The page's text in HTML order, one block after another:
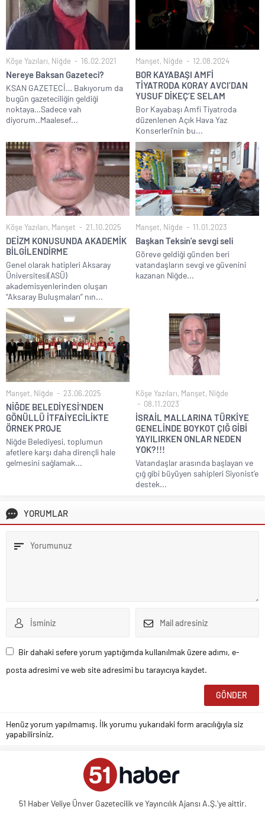
Köşe Yazıları, Niğde 16.02.2021
Nereye Baksan Gazeteci?
KSAN GAZETECİ… Bakıyorum da
bugün gazeteciliğin geldiği
noktaya…Sadece vah
diyorum..Maalesef...
Manşet, Niğde 12.08.2024
BOR KAYABAŞI AMFİ
TİYATRODA KORAY AVCI’DAN
YUSUF DİKEÇ’E SELAM
Bor Kayabaşı Amfi Tiyatroda
düzenlenen Açık Hava Yaz
Konserleri’nin bu...
Köşe Yazıları, Manşet 21.10.2025
DEİZM KONUSUNDA AKADEMİK
BİLGİLENDİRME
Genel olarak hatipleri Aksaray
Üniversitesi(ASÜ)
akademisyenlerinden oluşan
“Aksaray Buluşmaları” nın...
Manşet, Niğde 11.01.2023
Başkan Teksin’e sevgi seli
Göreve geldiği günden beri
vatandaşların sevgi ve güvenini
kazanan Niğde...
Manşet, Niğde 23.06.2025
NİĞDE BELEDİYESİ’NDEN
GÖNÜLLÜ İTFAİYECİLİKTE
ÖRNEK PROJE
Niğde Belediyesi, toplumun
afetlere karşı daha dirençli hale
gelmesini sağlamak...
Köşe Yazıları, Manşet, Niğde
08.11.2023
İSRAİL MALLARINA TÜRKİYE
GENELİNDE BOYKOT ÇIĞ GİBİ
YAYILIRKEN ONLAR NEDEN
YOK?!!!
Vatandaşlar arasında başlayan ve
çığ gibi büyüyen sahipleri Siyonist’e
destek...
YORUMLAR
Bir dahaki sefere yorum yaptığımda kullanılmak üzere adımı, e-
posta adresimi ve web site adresimi bu tarayıcıya kaydet.
Henüz yorum yapılmamış. İlk yorumu yukarıdaki form aracılığıyla siz
yapabilirsiniz.
51 Haber Veliye Ünver Gazetecilik ve Yayıncılık Ajansı A.Ş.'ye aittir.